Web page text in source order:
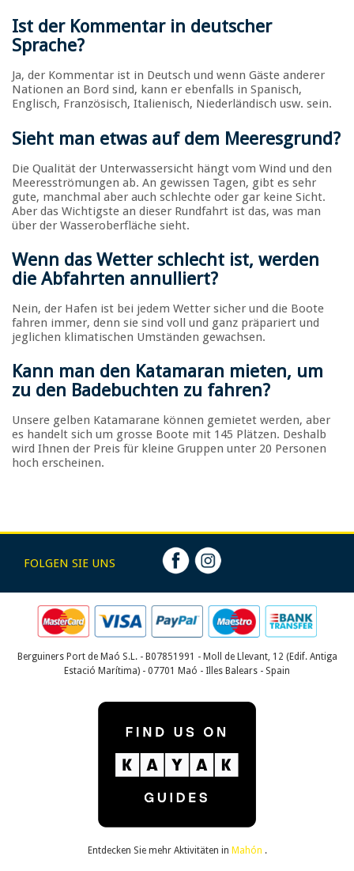
Ist der Kommentar in deutscher
Sprache?
Ja, der Kommentar ist in Deutsch und wenn Gäste anderer
Nationen an Bord sind, kann er ebenfalls in Spanisch,
Englisch, Französisch, Italienisch, Niederländisch usw. sein.
Sieht man etwas auf dem Meeresgrund?
Die Qualität der Unterwassersicht hängt vom Wind und den
Meeresströmungen ab. An gewissen Tagen, gibt es sehr
gute, manchmal aber auch schlechte oder gar keine Sicht.
Aber das Wichtigste an dieser Rundfahrt ist das, was man
über der Wasseroberfläche sieht.
Wenn das Wetter schlecht ist, werden
die Abfahrten annulliert?
Nein, der Hafen ist bei jedem Wetter sicher und die Boote
fahren immer, denn sie sind voll und ganz präpariert und
jeglichen klimatischen Umständen gewachsen.
Kann man den Katamaran mieten, um
zu den Badebuchten zu fahren?
Unsere gelben Katamarane können gemietet werden, aber
es handelt sich um grosse Boote mit 145 Plätzen. Deshalb
wird Ihnen der Preis für kleine Gruppen unter 20 Personen
hoch erscheinen.
FOLGEN SIE UNS
Berguiners Port de Maó S.L. - B07851991 - Moll de Llevant, 12 (Edif. Antiga
Estació Marítima) - 07701 Maó - Illes Balears - Spain
Entdecken Sie mehr Aktivitäten in Mahón .